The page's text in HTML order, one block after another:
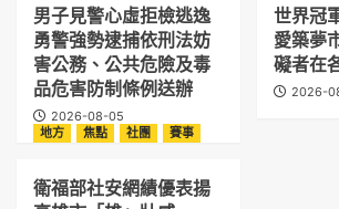
男子見警心虛拒檢逃逸
勇警強勢逮捕依刑法妨
害公務、公共危險及毒
品危害防制條例送辦
2026-08-05
世界冠
愛築夢
礙者在
2026-
地方 焦點 社團 賽事
衛福部社安網績優表揚